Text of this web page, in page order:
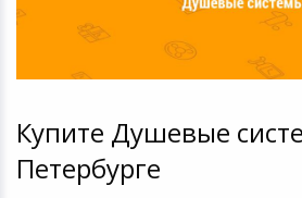
Купите Душевые
Петербурге